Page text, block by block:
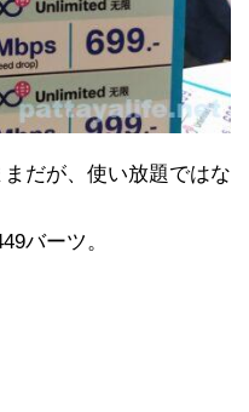
だが、使い放題ではな
バーツ。